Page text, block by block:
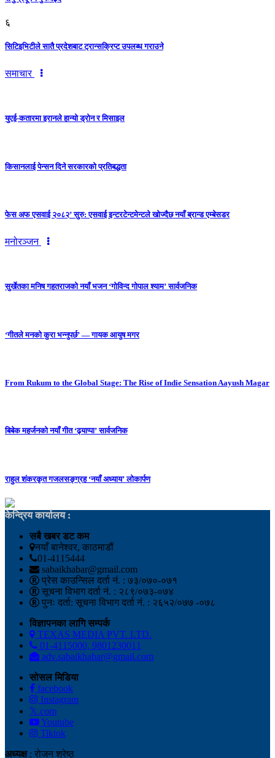
६
सिटिइभिटीले सातै प्रदेशबाट ट्रान्सक्रिप्ट उपलब्ध गराउने
समाचार
युएई-कतारमा इरानले हान्यो ड्रोन र मिसाइल
किसानलाई पेन्सन दिने सरकारको प्रतिबद्धता
फेस अफ एसवाई २०८२’ सुरु: एसवाई इन्टरटेन्टमेन्टले खोज्दैछ नयाँ ब्रान्ड एम्बेसडर
मनोरञ्जन
सुर्खेतका मनिष गहतराजको नयाँ भजन ‘गोविन्द गोपाल श्याम’ सार्वजनिक
‘गीतले मनको कुरा भन्नुपर्छ’ — गायक आयुष मगर
From Rukum to the Global Stage: The Rise of Indie Sensation Aayush Magar
बिबेक महर्जनको नयाँ गीत ‘ढ्याप्पा’ सार्वजनिक
राहुल शंकरकृत गजलसङ्ग्रह ‘नयाँ अध्याय’ लोकार्पण
केन्द्रिय कार्यालय :
सबै खबर डट कम
नयाँ बानेश्वर, काठमाडौं
01-4115444
sabaikhabar@gmail.com
प्रेस काउन्सिल दर्ता नं. : ७३/०७०-०७१
सूचना विभाग दर्ता नं. : २८९/०७३-०७४
पुनः दर्ता: सूचना विभाग दर्ता नं. : २६५२/०७७ -०७८
विज्ञापनका लागि सम्पर्क
TEXAS MEDIA PVT. LTD.
01-4115000, 9801230011
adv.sabaikhabar@gmail.com
सोसल मिडिया
facebook
Instagram
𝕏.com
Youtube
Tiktok
अध्यक्ष: रोजन श्रेष्ठ